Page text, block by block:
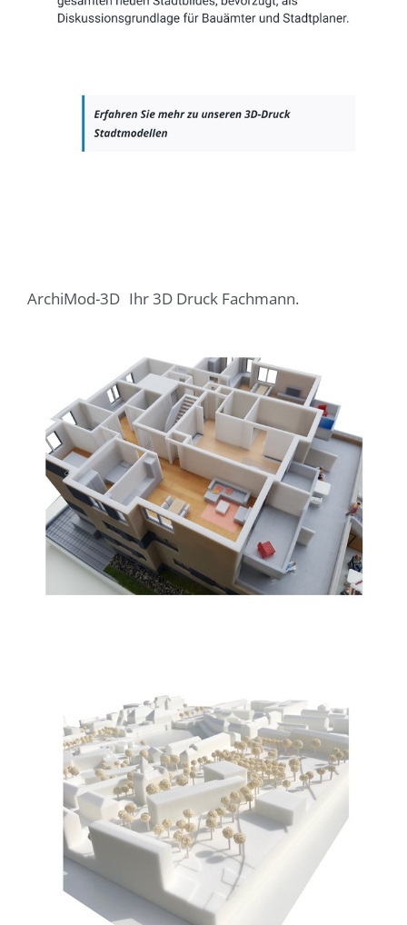
ArchiMod-3D Ihr 3D Druck Fachmann.